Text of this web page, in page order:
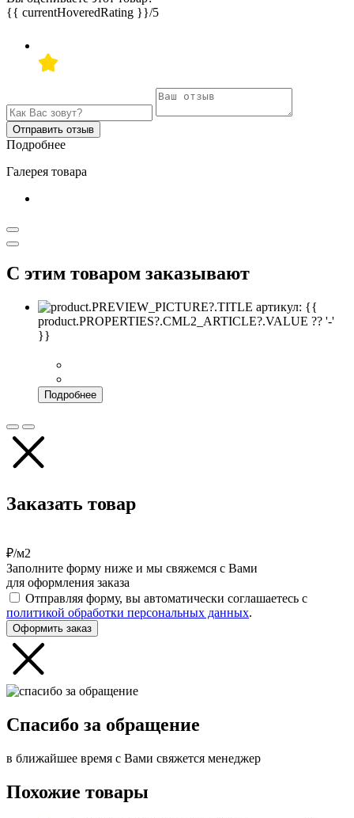
{{ currentHoveredRating }}/5
Отправить отзыв
Подробнее
Галерея товара
С этим товаром заказывают
артикул: {{
product.PROPERTIES?.CML2_ARTICLE?.VALUE ?? '-'
}}
Подробнее
Заказать товар
₽/м2
Заполните форму ниже и мы свяжемся с Вами
для оформления заказа
Отправляя форму, вы автоматически соглашаетесь с
политикой обработки персональных данных.
Оформить заказ
Спасибо за обращение
в ближайшее время с Вами свяжется менеджер
Похожие товары